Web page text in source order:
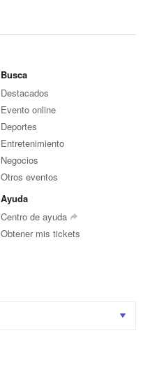
Busca
Destacados
Evento online
Deportes
Entretenimiento
Negocios
Otros eventos
Ayuda
Centro de ayuda
Obtener mis tickets